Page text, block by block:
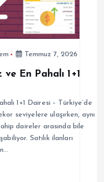
Temmuz 7, 2026
En Pahalı 1+1
1+1 Dairesi – Türkiye’de
seviyelere ulaşırken, aynı
daireler arasında bile
Satılık ilanları